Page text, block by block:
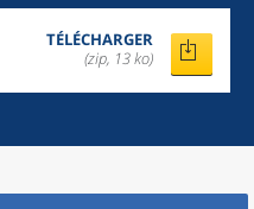
TÉLÉCHARGER
(zip, 13 ko)